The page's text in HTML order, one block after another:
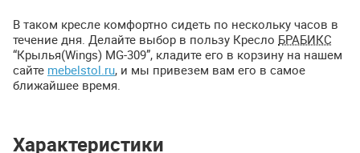
В таком кресле комфортно сидеть по нескольку часов в
течение дня. Делайте выбор в пользу Кресло БРАБИКС
“Крылья(Wings) MG-309”, кладите его в корзину на нашем
сайте mebelstol.ru, и мы привезем вам его в самое
ближайшее время.
Характеристики